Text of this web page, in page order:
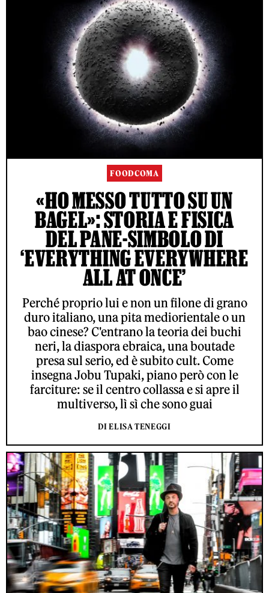
FOODCOMA
«HO MESSO TUTTO SU UN
BAGEL»: STORIA E FISICA
DEL PANE-SIMBOLO DI
‘EVERYTHING EVERYWHERE
ALL AT ONCE’
Perché proprio lui e non un filone di grano
duro italiano, una pita mediorientale o un
bao cinese? C'entrano la teoria dei buchi
neri, la diaspora ebraica, una boutade
presa sul serio, ed è subito cult. Come
insegna Jobu Tupaki, piano però con le
farciture: se il centro collassa e si apre il
multiverso, lì sì che sono guai
DI ELISA TENEGGI